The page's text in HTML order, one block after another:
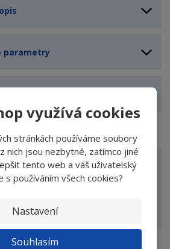
využívá cookies
stránkách používáme soubory
nich jsou nezbytné, zatímco jiné
tento web a váš uživatelský
s používáním všech cookies?
Nastavení
Souhlasím
parametry